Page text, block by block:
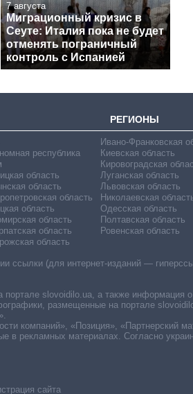
7 августа
Миграционный кризис в
Сеуте: Италия пока не будет
отменять пограничный
контроль с Испанией
РЕГИОНЫ
республика
область
область
область
область
область
область
область
Ивано-Франковская
Киевская область
Кировоградская
Луганская область
Львовская область
Николаевская
Одесская область
Полтавская область
Ровенская область
сайта
(для интернет-изданий —
slovoidilo.ua, а также информация
размещенные на портале
компаний», «Позиция», «Партнерский
рекламных материалах. Согласно